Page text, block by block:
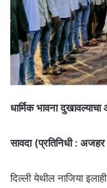
धार्मिक भावना
सावदा (प्रतिनिधी :
दिल्ली येथील नाजिया